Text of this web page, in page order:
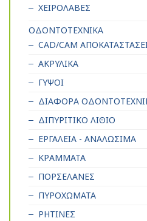
ΧΕΙΡΟΛΑΒΕΣ
ΟΔΟΝΤΟΤΕΧΝΙΚΑ
CAD/CAM
ΑΚΡΥΛΙΚΑ
ΓΥΨΟΙ
ΔΙΑΦΟΡΑ
ΔΙΠΥΡΙΤΙΚΟ ΛΙΘΙΟ
ΕΡΓΑΛΕΙΑ - ΑΝΑΛΩΣΙΜΑ
ΚΡΑΜΜΑΤΑ
ΠΟΡΣΕΛΑΝΕΣ
ΠΥΡΟΧΩΜΑΤΑ
ΡΗΤΙΝΕΣ